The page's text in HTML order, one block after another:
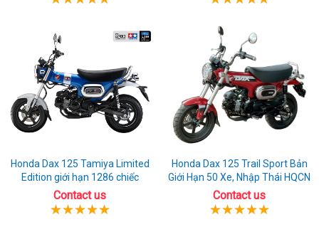
Honda Dax 125 Tamiya Limited
Edition giới hạn 1286 chiếc
Contact us
Honda Dax 125 Trail Sport Bản
Giới Hạn 50 Xe, Nhập Thái HQCN
Contact us